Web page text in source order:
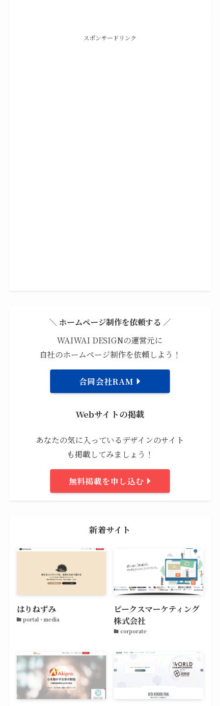
スポンサードリンク
＼ ホームページ制作を依頼する ／
WAIWAI DESIGNの運営元に
自社のホームページ制作を依頼しよう！
合同会社RAM
Webサイトの掲載
あなたの気に入っているデザインのサイト
も掲載してみましょう！
無料掲載を申し込む
新着サイト
はりねずみ
portal・media
ピークスマーケティング
株式会社
corporate